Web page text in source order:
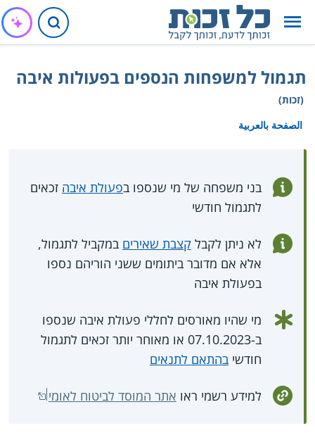
תגמול למשפחות הנספים בפעולות איבה
(זכות)
الصفحة بالعربية
בני משפחה של מי שנספו בפעולת איבה זכאים
לתגמול חודשי
לא ניתן לקבל קצבת שאירים במקביל לתגמול,
אלא אם מדובר ביתומים ששני הוריהם נספו
בפעולת איבה
מי שהיו מאורסים לחללי פעולת איבה שנספו
ב-07.10.2023 או מאוחר יותר זכאים לתגמול
חודשי בהתאם לתנאים
למידע רשמי ראו אתר המוסד לביטוח לאומי